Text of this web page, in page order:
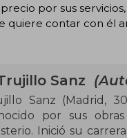
por sus
quiere contar con él
Sanz
Sanz (Madrid,
por sus
Inició su